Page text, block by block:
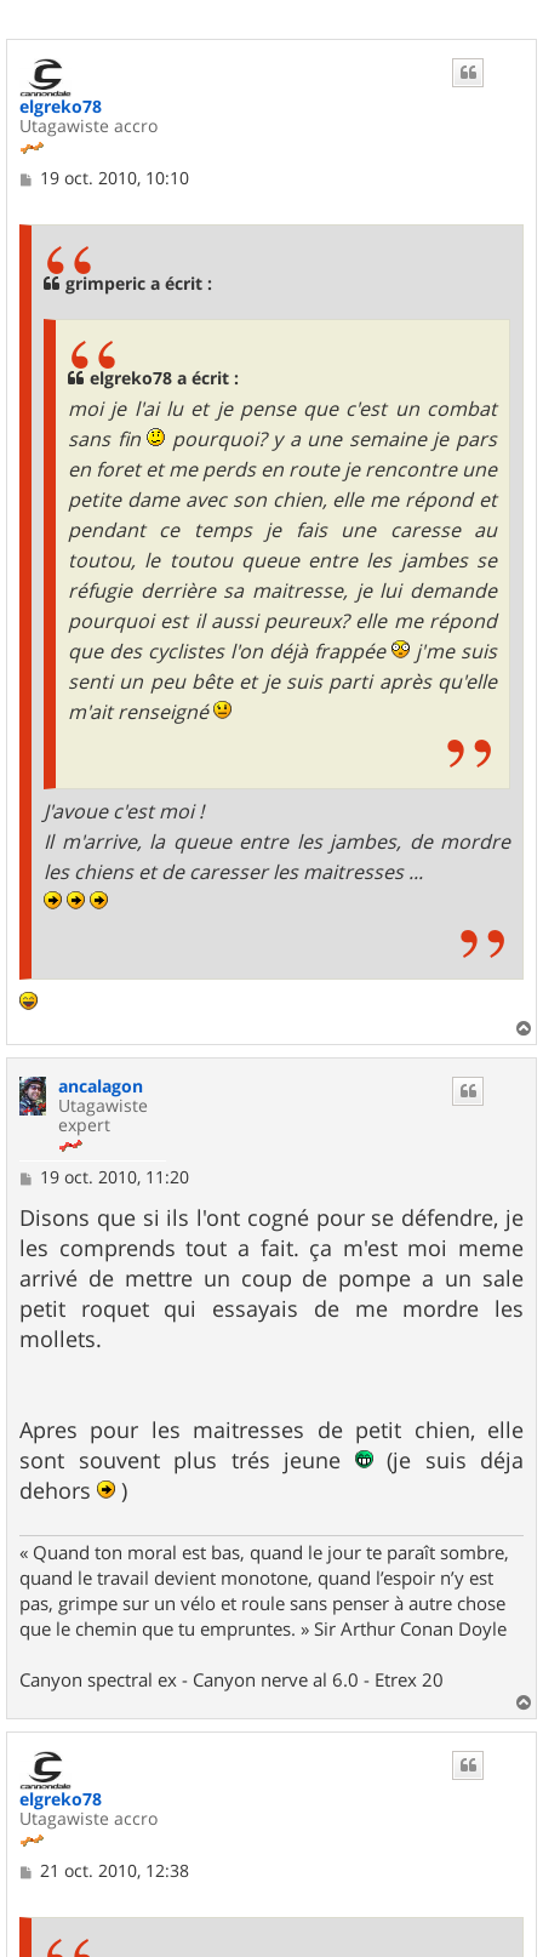
elgreko78
Utagawiste accro
M19 oct. 2010, 10:10
grimperic a écrit :
elgreko78 a écrit :
moi je l'ai lu et je pense que c'est un combat
sans fin
pourquoi? y a une semaine je pars
en foret et me perds en route je rencontre une
petite dame avec son chien, elle me répond et
pendant ce temps je fais une caresse au
toutou, le toutou queue entre les jambes se
réfugie derrière sa maitresse, je lui demande
pourquoi est il aussi peureux? elle me répond
que des cyclistes l'on déjà frappée
j'me suis
senti un peu bête et je suis parti après qu'elle
m'ait renseigné
J'avoue c'est moi !
Il m'arrive, la queue entre les jambes, de mordre
les chiens et de caresser les maitresses ...
a
ancalagon
Utagawiste
expert
M
s
s
a
g
e
19 oct. 2010, 11:20
Disons que si ils l'ont cogné pour se défendre, je
les comprends tout a fait. ça m'est moi meme
arrivé de mettre un coup de pompe a un sale
petit roquet qui essayais de me mordre les
mollets.
Apres pour les maitresses de petit chien, elle
sont souvent plus trés jeune
(je suis déja
dehors
)
« Quand ton moral est bas, quand le jour te paraît sombre,
quand le travail devient monotone, quand l’espoir n’y est
pas, grimpe sur un vélo et roule sans penser à autre chose
que le chemin que tu empruntes. » Sir Arthur Conan Doyle
Canyon spectral ex - Canyon nerve al 6.0 - Etrex 20
a
elgreko78
Utagawiste accro
M
21 oct. 2010, 12:38